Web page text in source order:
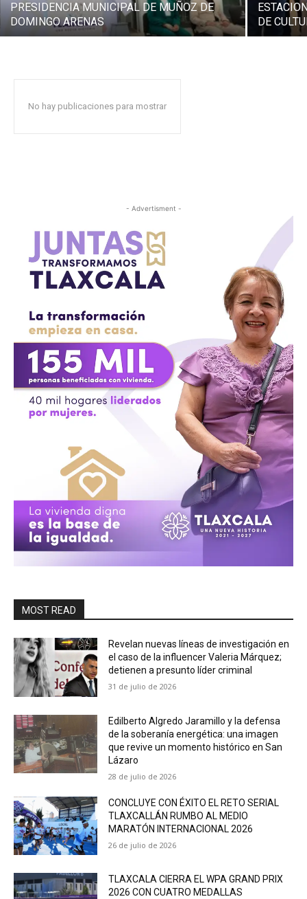
PRESIDENCIA MUNICIPAL DE MUÑOZ DE
DOMINGO ARENAS
DE
No hay publicaciones para mostrar
- Advertisment -
MOST READ
Revelan nuevas líneas de investigación en
el caso de la influencer Valeria Márquez;
detienen a presunto líder criminal
31 de julio de 2026
Edilberto Algredo Jaramillo y la defensa
de la soberanía energética: una imagen
que revive un momento histórico en San
Lázaro
28 de julio de 2026
CONCLUYE CON ÉXITO EL RETO SERIAL
TLAXCALLÁN RUMBO AL MEDIO
MARATÓN INTERNACIONAL 2026
26 de julio de 2026
TLAXCALA CIERRA EL WPA GRAND PRIX
2026 CON CUATRO MEDALLAS